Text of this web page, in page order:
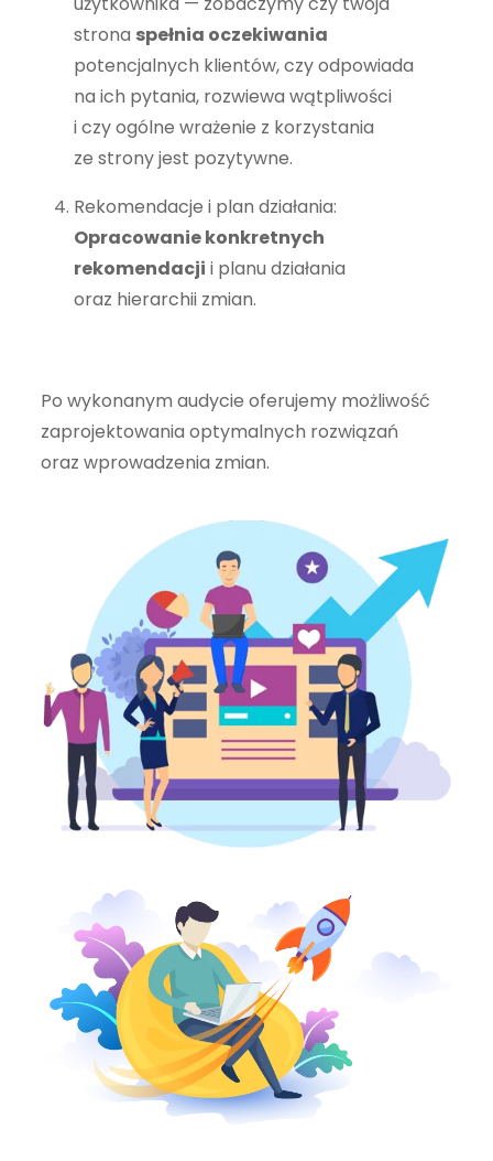
strona spełnia oczekiwania
potencjalnych klientów, czy odpowiada
na ich pytania, rozwiewa wątpliwości
i czy ogólne wrażenie z korzystania
ze strony jest pozytywne.
Rekomendacje i plan działania:
Opracowanie konkretnych
rekomendacji i planu działania
oraz hierarchii zmian.
Po wykonanym audycie oferujemy możliwość
zaprojektowania optymalnych rozwiązań
oraz wprowadzenia zmian.